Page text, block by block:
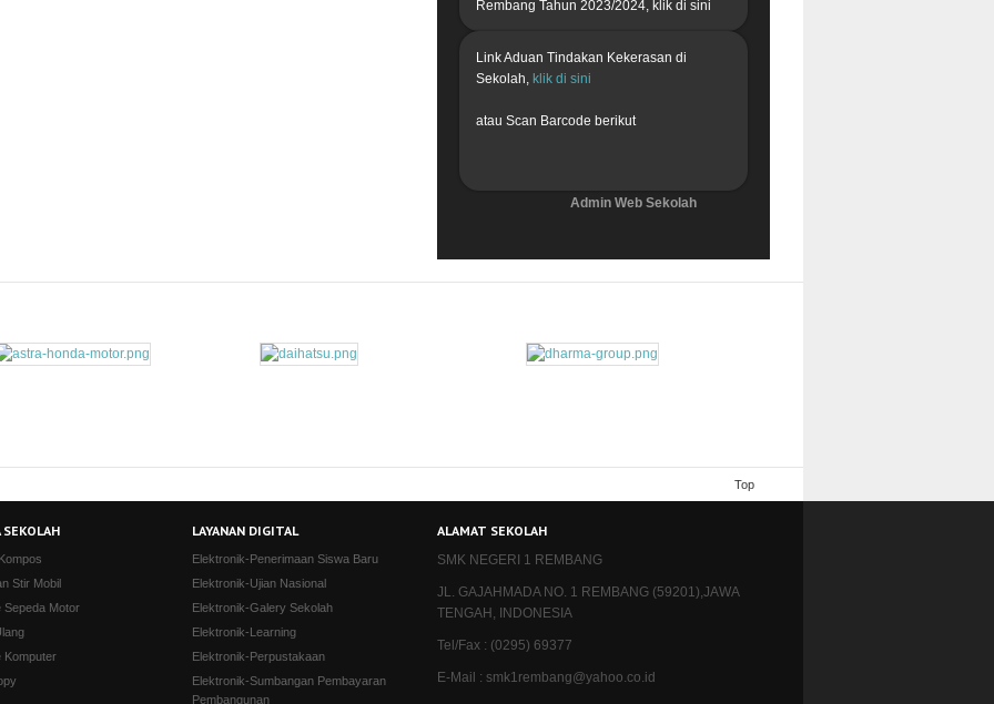
Rembang Tahun 2023/2024, klik di sini
Link Aduan Tindakan Kekerasan di
Sekolah, klik di sini
atau Scan Barcode berikut
Admin Web Sekolah
Top
SEKOLAH
Stir Mobil
Sepeda Motor
Komputer
LAYANAN DIGITAL
Elektronik-Penerimaan Siswa Baru
Elektronik-Ujian Nasional
Elektronik-Galery Sekolah
Elektronik-Learning
Elektronik-Perpustakaan
Elektronik-Sumbangan Pembayaran
Pembangunan
ALAMAT SEKOLAH
SMK NEGERI 1 REMBANG
JL. GAJAHMADA NO. 1 REMBANG (59201),JAWA
TENGAH, INDONESIA
Tel/Fax : (0295) 69377
E-Mail : smk1rembang@yahoo.co.id